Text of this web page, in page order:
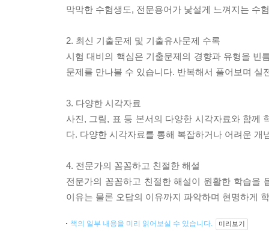
막막한 수험생도, 전문용어가 낯설게 느껴지는 수
2. 최신 기출문제 및 기출유사문제 수록
시험 대비의 핵심은 기출문제의 경향과 유형을 빈
문제를 만나볼 수 있습니다. 반복해서 풀어보며
3. 다양한 시각자료
사진, 그림, 표 등 본서의 다양한 시각자료와 함께
다. 다양한 시각자료를 통해 복잡하거나 어려운
4. 전문가의 꼼꼼하고 친절한 해설
전문가의 꼼꼼하고 친절한 해설이 원활한 학습을
이유는 물론 오답의 이유까지 파악하며 현명하게
책의 일부 내용을 미리 읽어보실 수 있습니다. 미리보기